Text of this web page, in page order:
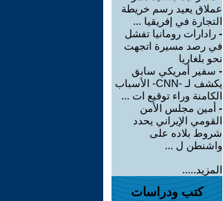
عملاق يعيد رسم خريطة
التجارة في إفريقيا ...
- رادارات رومانيا تفشل
في رصد مسيرة اتجهت
نحو بلغاريا
- سفير أمريكي سابق
يكشف لـ -CNN- الأسباب
الكامنة وراء توقيع ات ...
- أمين مجلس الأمن
القومي الإيراني يحدد
شروط بلاده على
واشنطن ل ...
المزيد.....
كتب ودراسات